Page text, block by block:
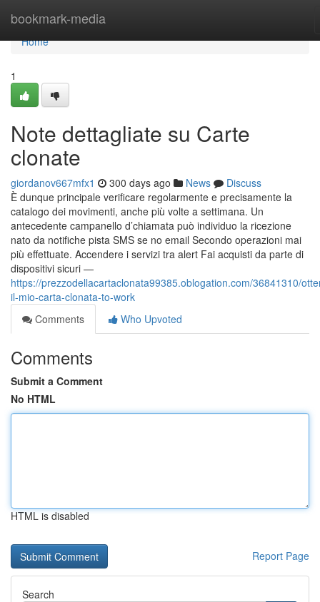
bookmark-media
Home
Home
1
Note dettagliate su Carte
clonate
giordanov667mfx1 300 days ago News
Discuss
È dunque principale verificare regolarmente e precisamente la
catalogo dei movimenti, anche più volte a settimana. Un
antecedente campanello d’chiamata può individuo la ricezione
nato da notifiche pista SMS se no email Secondo operazioni mai
più effettuate. Accendere i servizi tra alert Fai acquisti da parte di
dispositivi sicuri —
https://prezzodellacartaclonata99385.oblogation.com/36841310/
il-mio-carta-clonata-to-work
Comments
Who Upvoted
Comments
Submit a Comment
No HTML
HTML is disabled
Report Page
Search